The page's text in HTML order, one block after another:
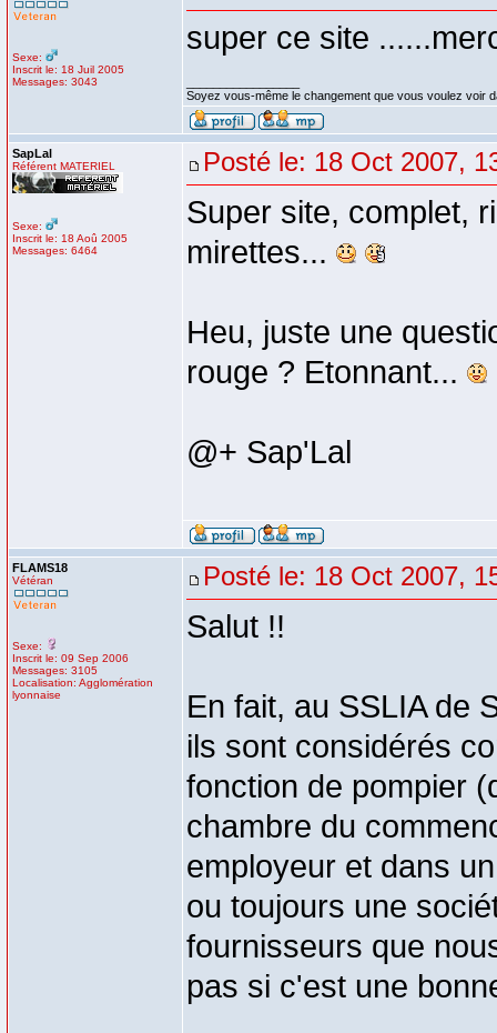
Sexe:
Inscrit le: 18 Juil 2005
Messages: 3043
super ce site
Soyez vous-même le changement que vous voulez voir
SapLal
Référent MATERIEL
Sexe:
Inscrit le: 18 Aoû 2005
Messages: 6464
Posté le: 18 Oct 2007,
Super site, complet,
mirettes...
Heu, juste une
rouge ? Etonnant...
@+ Sap'Lal
FLAMS18
Vétéran
Sexe:
Inscrit le: 09 Sep 2006
Messages: 3105
Localisation: Agglomération
lyonnaise
Posté le: 18 Oct 2007,
Salut !!
En fait, au SSLIA de
ils sont considérés
fonction de pompier
chambre du
employeur et dans
ou toujours une
fournisseurs que
pas si c'est une